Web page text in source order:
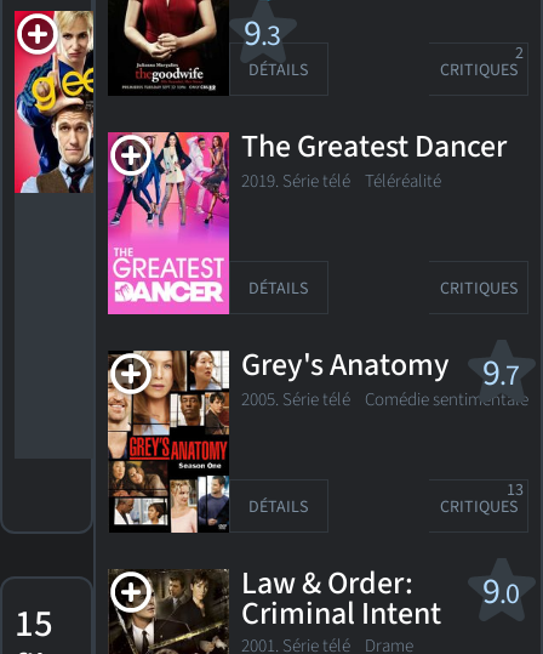
9.3
Glee
Nomination,
Meilleur
acteur - série
télévisée -
musical ou
comédie
Golden Globe
2011
Meilleur
télévisée -
musical ou
comédie
15
DÉTAILS CRITIQUES
2
The Greatest Dancer
2019. Série télé Téléréalité
DÉTAILS CRITIQUES
9.7
Grey's Anatomy
2005. Série télé Comédie sentimentale
DÉTAILS CRITIQUES
13
9.0
Law & Order:
Criminal Intent
2001. Série télé Drame